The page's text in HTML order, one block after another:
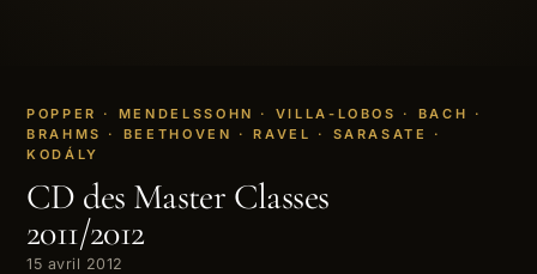
POPPER · MENDELSSOHN · VILLA-LOBOS · BACH ·
BRAHMS · BEETHOVEN · RAVEL · SARASATE ·
KODÁLY
CD des Master Classes
2011/2012
15 avril 2012